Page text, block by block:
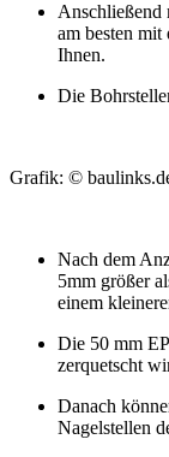
Anschließend
am besten mit
Ihnen.
Die
Grafik: ©
Nach dem
5mm größer
einem
Die 50 mm
zerquetscht
Danach
Nagelstellen